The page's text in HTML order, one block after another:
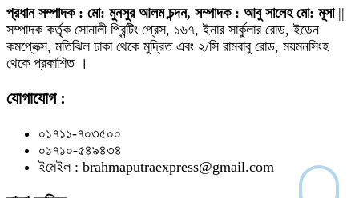
প্রধান সম্পাদক : মো: মুনসুর আলম চন্দন, সম্পাদক : আবু সালেহ মো: মূসা||
সম্পাদক কর্তৃক সোনালী প্রিন্টিং প্রেস, ১৬৭, ইনার সার্কুলার রোড, ইডেন
কমপ্লেক্স, মতিঝিল ঢাকা থেকে মুদ্রিত এবং ২/সি রামবাবু রোড, ময়মনসিংহ
থেকে প্রকাশিত ।
যোগাযোগ :
০১৭১১-৭০৩৫০০
০১৭১০-৫৪৯৪৩৪
ইমেইল : brahmaputraexpress@gmail.com